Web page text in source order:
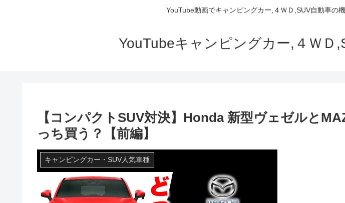
YouTube動画でキャンピングカー,４ＷＤ,SUV自動車の
YouTubeキャンピングカー,４ＷＤ
【コンパクトSUV対決】Honda 新型ヴェゼルと
っち買う？【前編】
キャンピングカー・SUV人気車種